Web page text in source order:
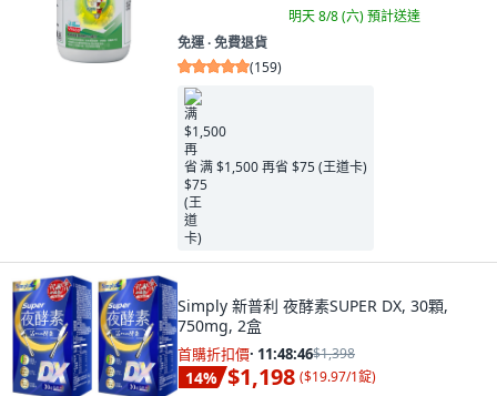
明天 8/8 (六)預計送達
免運 ∙ 免費退貨
(159)
满 $1,500 再省 $75 (王道卡)
Simply 新普利 夜酵素SUPER DX, 30顆,
750mg, 2盒
首購折扣價· 11:48:45$1,398
14% $1,198 ($19.97/1錠)